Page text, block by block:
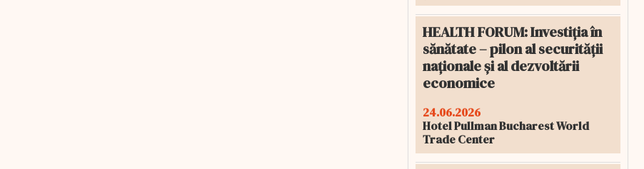
HEALTH FORUM: Investiția în
sănătate – pilon al securității
naționale și al dezvoltării
economice
24.06.2026
Hotel Pullman Bucharest World
Trade Center